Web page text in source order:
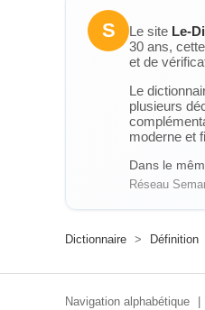
S Le site Le-
30 ans,
et de
Le
plusieurs
moderne et
Dans le
Réseau
Dictionnaire > Définition
Navigation alphabétique